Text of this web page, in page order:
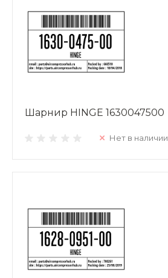
Шарнир HINGE 1630047500
Нет в наличии